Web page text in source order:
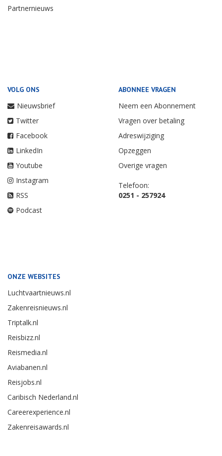
Partnernieuws
VOLG ONS
Nieuwsbrief
Twitter
Facebook
LinkedIn
Youtube
Instagram
RSS
Podcast
ABONNEE VRAGEN
Neem een Abonnement
Vragen over betaling
Adreswijziging
Opzeggen
Overige vragen
Telefoon:
0251 - 257924
ONZE WEBSITES
Luchtvaartnieuws.nl
Zakenreisnieuws.nl
Triptalk.nl
Reisbizz.nl
Reismedia.nl
Aviabanen.nl
Reisjobs.nl
Caribisch Nederland.nl
Careerexperience.nl
Zakenreisawards.nl